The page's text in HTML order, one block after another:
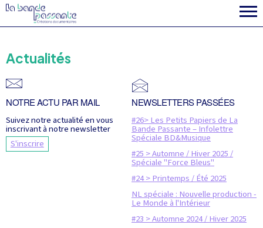
la fabrique
Actualités
NOTRE ACTU PAR MAIL
Suivez notre actualité en vous
inscrivant à notre newsletter
S'inscrire
NEWSLETTERS PASSÉES
#26> Les Petits Papiers de La
Bande Passante – Infolettre
Spéciale BD&Musique
#25 > Automne / Hiver 2025 /
Spéciale "Force Bleus"
#24 > Printemps / Été 2025
NL spéciale : Nouvelle production -
Le Monde à l'Intérieur
#23 > Automne 2024 / Hiver 2025